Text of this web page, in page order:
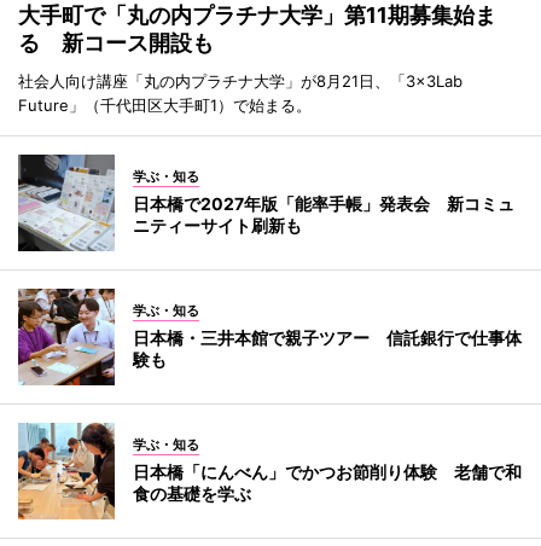
大手町で「丸の内プラチナ大学」第11期募集始ま
る 新コース開設も
社会人向け講座「丸の内プラチナ大学」が8月21日、「3×3Lab
Future」（千代田区大手町1）で始まる。
学ぶ・知る
日本橋で2027年版「能率手帳」発表会 新コミュ
ニティーサイト刷新も
学ぶ・知る
日本橋・三井本館で親子ツアー 信託銀行で仕事体
験も
学ぶ・知る
日本橋「にんべん」でかつお節削り体験 老舗で和
食の基礎を学ぶ